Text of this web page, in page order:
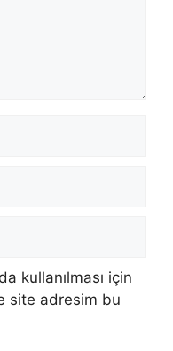
kullanılması için
site adresim bu